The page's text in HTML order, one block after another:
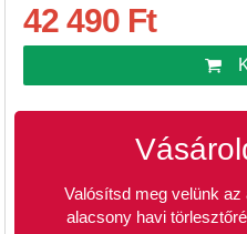
42 490 Ft
Valósítsd meg velünk
alacsony havi